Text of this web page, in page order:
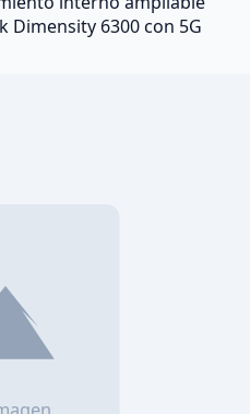
Dimensity 6300 con 5G
de hasta 8 GB
apps, redes sociales y